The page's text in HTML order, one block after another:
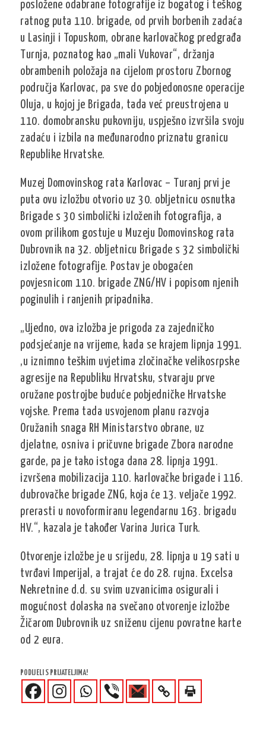
posložene odabrane fotografije iz bogatog i teškog
ratnog puta 110. brigade, od prvih borbenih zadaća
u Lasinji i Topuskom, obrane karlovačkog predgrađa
Turnja, poznatog kao „mali Vukovar“, držanja
obrambenih položaja na cijelom prostoru Zbornog
područja Karlovac, pa sve do pobjedonosne operacije
Oluja, u kojoj je Brigada, tada već preustrojena u
110. domobransku pukovniju, uspješno izvršila svoju
zadaću i izbila na međunarodno priznatu granicu
Republike Hrvatske.
Muzej Domovinskog rata Karlovac – Turanj prvi je
puta ovu izložbu otvorio uz 30. obljetnicu osnutka
Brigade s 30 simbolički izloženih fotografija, a
ovom prilikom gostuje u Muzeju Domovinskog rata
Dubrovnik na 32. obljetnicu Brigade s 32 simbolički
izložene fotografije. Postav je obogaćen
povjesnicom 110. brigade ZNG/HV i popisom njenih
poginulih i ranjenih pripadnika.
„Ujedno, ova izložba je prigoda za zajedničko
podsjećanje na vrijeme, kada se krajem lipnja 1991.
,u iznimno teškim uvjetima zločinačke velikosrpske
agresije na Republiku Hrvatsku, stvaraju prve
oružane postrojbe buduće pobjedničke Hrvatske
vojske. Prema tada usvojenom planu razvoja
Oružanih snaga RH Ministarstvo obrane, uz
djelatne, osniva i pričuvne brigade Zbora narodne
garde, pa je tako istoga dana 28. lipnja 1991.
izvršena mobilizacija 110. karlovačke brigade i 116.
dubrovačke brigade ZNG, koja će 13. veljače 1992.
prerasti u novoformiranu legendarnu 163. brigadu
HV.“, kazala je također Varina Jurica Turk.
Otvorenje izložbe je u srijedu, 28. lipnja u 19 sati u
tvrđavi Imperijal, a trajat će do 28. rujna. Excelsa
Nekretnine d.d. su svim uzvanicima osigurali i
mogućnost dolaska na svečano otvorenje izložbe
Žičarom Dubrovnik uz sniženu cijenu povratne karte
od 2 eura.
PODIJELI S PRIJATELJIMA!